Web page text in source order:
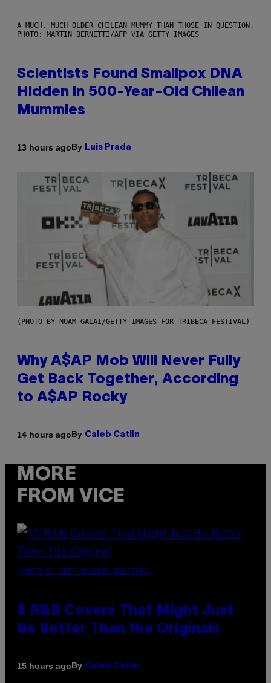
A MUCH, MUCH OLDER CHILEAN MUMMY THAN THOSE IN QUESTION.
PHOTO: MARTIN BERNETTI/AFP VIA GETTY IMAGES
Scientists Found Smallpox DNA
Hidden in 500-Year-Old Chilean
Mummies
13 hours agoBy Luis Prada
(PHOTO BY NOAM GALAI/GETTY IMAGES FOR TRIBECA FESTIVAL)
Why A$AP Mob Will Never Fully
Get Back Together, According
to A$AP Rocky
14 hours agoBy Caleb Catlin
MORE
FROM VICE
(PHOTO BY EBET ROBERTS/REDFERNS)
8 R&B Covers That Might Just
Be Better Than the Originals
15 hours agoBy Caleb Catlin